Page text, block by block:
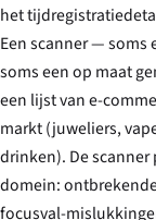
het
Een scanner — soms
soms een op maat
een lijst van e-
markt (juweliers,
drinken). De
domein:
focusval-